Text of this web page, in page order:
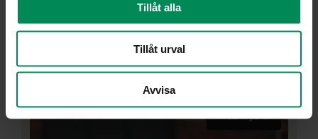
Tillåt alla
Tillåt urval
Avvisa
EdtestTalks: Ifous fokuserar:
Läromedel
Intervjuer